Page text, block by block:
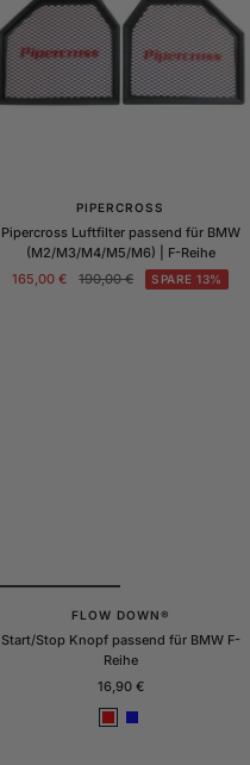
PIPERCROSS
Pipercross Luftfilter passend für BMW
(M2/M3/M4/M5/M6) | F-Reihe
Angebotspreis
165,00 €
Regulärer
190,00 € SPARE 13%
FLOW DOWN®
Start/Stop Knopf passend für BMW F-
Reihe
Angebotspreis
16,90 €
R
B